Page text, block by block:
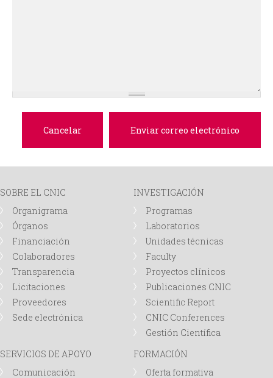
d
a
SOBRE EL CNIC
Organigrama
Órganos
Financiación
Colaboradores
Transparencia
Licitaciones
Proveedores
Sede electrónica
INVESTIGACIÓN
Programas
Laboratorios
Unidades técnicas
Faculty
Proyectos clínicos
Publicaciones CNIC
Scientific Report
CNIC Conferences
Gestión Científica
SERVICIOS DE APOYO
Comunicación
FORMACIÓN
Oferta formativa